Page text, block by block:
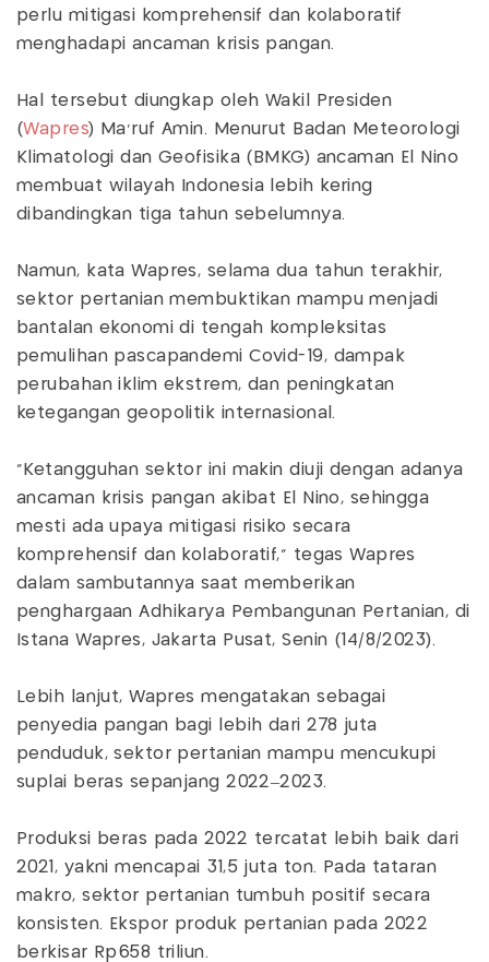
perlu mitigasi komprehensif dan kolaboratif
menghadapi ancaman krisis pangan.
Hal tersebut diungkap oleh Wakil Presiden
(Wapres) Ma'ruf Amin. Menurut Badan Meteorologi
Klimatologi dan Geofisika (BMKG) ancaman El Nino
membuat wilayah Indonesia lebih kering
dibandingkan tiga tahun sebelumnya.
Namun, kata Wapres, selama dua tahun terakhir,
sektor pertanian membuktikan mampu menjadi
bantalan ekonomi di tengah kompleksitas
pemulihan pascapandemi Covid-19, dampak
perubahan iklim ekstrem, dan peningkatan
ketegangan geopolitik internasional.
"Ketangguhan sektor ini makin diuji dengan adanya
ancaman krisis pangan akibat El Nino, sehingga
mesti ada upaya mitigasi risiko secara
komprehensif dan kolaboratif," tegas Wapres
dalam sambutannya saat memberikan
penghargaan Adhikarya Pembangunan Pertanian, di
Istana Wapres, Jakarta Pusat, Senin (14/8/2023).
Lebih lanjut, Wapres mengatakan sebagai
penyedia pangan bagi lebih dari 278 juta
penduduk, sektor pertanian mampu mencukupi
suplai beras sepanjang 2022–2023.
Produksi beras pada 2022 tercatat lebih baik dari
2021, yakni mencapai 31,5 juta ton. Pada tataran
makro, sektor pertanian tumbuh positif secara
konsisten. Ekspor produk pertanian pada 2022
berkisar Rp658 triliun.